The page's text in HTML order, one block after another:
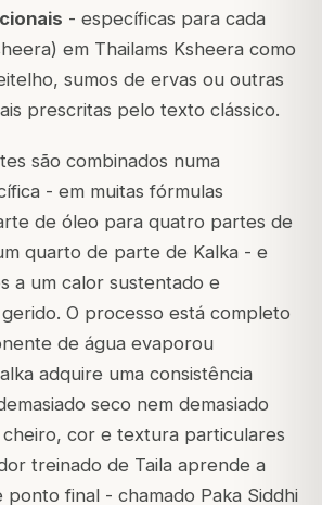
- específicas para cada
) em Thailams Ksheera como
sumos de ervas ou outras
prescritas pelo texto clássico.
são combinados numa
- em muitas fórmulas
de óleo para quatro partes de
quarto de parte de Kalka - e
a um calor sustentado e
O processo está completo
de água evaporou
adquire uma consistência
seco nem demasiado
cheiro, cor e textura particulares
treinado de Taila aprende a
ponto final - chamado Paka Siddhi